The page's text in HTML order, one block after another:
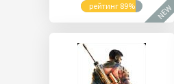
рейтинг 89% NEW